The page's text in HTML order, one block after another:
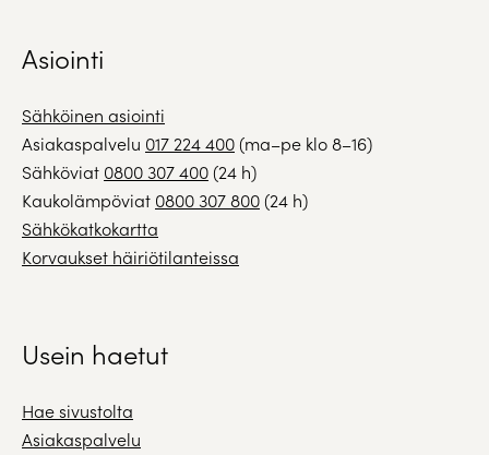
Asiointi
Sähköinen asiointi
Asiakaspalvelu 017 224 400(ma–pe klo 8–16)
Sähköviat 0800 307 400(24 h)
Kaukolämpöviat 0800 307 800(24 h)
Sähkökatkokartta
Korvaukset häiriötilanteissa
Usein haetut
Hae sivustolta
Asiakaspalvelu